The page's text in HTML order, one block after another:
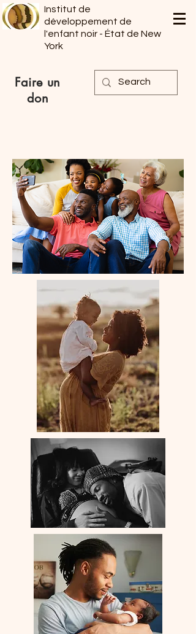
Institut de
développement de
l'enfant noir - État de New
York
Faire un
don